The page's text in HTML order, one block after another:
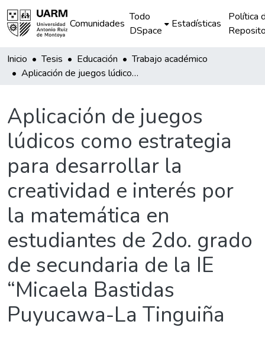
Comunidades
Todo
DSpace
Estadísticas
Política
Inicio Tesis Educación
Trabajo académico
Aplicación de juegos lúdicos como estrategia para desarrollar la creatividad e interés por la matemática en estudiantes de 2do. grado de secundaria de la IE “Micaela Bastidas Puyucawa-La Tinguiña
Aplicación de juegos
lúdicos como estrategia
para desarrollar la
creatividad e interés por
la matemática en
estudiantes de 2do. grado
de secundaria de la IE
“Micaela Bastidas
Puyucawa-La Tinguiña